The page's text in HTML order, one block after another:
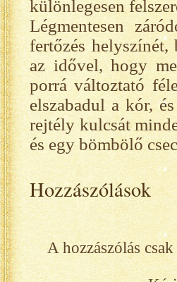
különlegesen
Légmentesen
fertőzés
az idővel, hogy
porrá változtató
elszabadul a kór,
rejtély kulcsát
és egy bömbölő
Hozzászólások
A hozzászólás